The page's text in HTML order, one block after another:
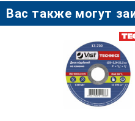
абразивными
обработки. Если
главное преимущество
рабочей температуре.
активных нагрузках
пределах 70-80
некритично. Благодаря
обеспечивается
охлаждение и нет
Вас также могут